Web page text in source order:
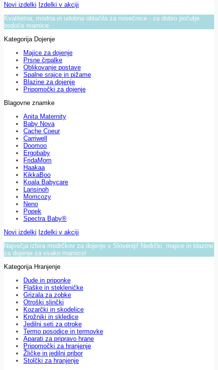
Novi izdelki Izdelki v akciji
Kvalitetna, modna in udobna oblačila za nosečnice - za dobro počutje
bodoče mamice.
Kategorija Dojenje
Majice za dojenje
Prsne črpalke
Oblikovanje postave
Spalne srajce in pižame
Blazine za dojenje
Pripomočki za dojenje
Blagovne znamke
Anita Maternity
Baby Nova
Cache Coeur
Carriwell
Doomoo
Ergobaby
FridaMom
Haakaa
KikkaBoo
Koala Babycare
Lansinoh
Momcozy
Neno
Popek
Spectra Baby®
Novi izdelki Izdelki v akciji
Največja izbira modrčkov za dojenje v Sloveniji! Nedrčki, majice in blazine
za dojenje za vsako mamico!
Kategorija Hranjenje
Dude in priponke
Flaške in stekleničke
Grizala za zobke
Otroški slinčki
Kozarčki in skodelice
Krožniki in skledice
Jedilni seti za otroke
Termo posodice in termovke
Aparati za pripravo hrane
Pripomočki za hranjenje
Žličke in jedilni pribor
Stolčki za hranjenje